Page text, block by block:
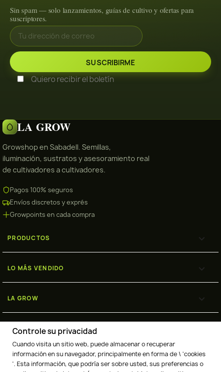
Sin spam — solo lanzamientos, guías de cultivo y ofertas para
suscriptores.
Quiero recibir el boletín
LA GROW
Growshop en Sabadell. Semillas,
iluminación, sustratos y asesoramiento real
de cultivadores a cultivadores.
Pagos 100% seguros
Envíos discretos y exprés
Growpoints en cada compra
PRODUCTOS 
LO MÁS VENDIDO 
LA GROW 
ENVÍOS
Controle su privacidad
Cuando visita un sitio web, puede almacenar o recuperar
información en su navegador, principalmente en forma de \ 'cookies
'. Esta información, que podría ser sobre usted, sus preferencias o